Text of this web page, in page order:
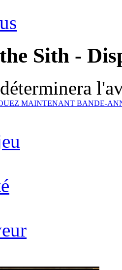
Sith -
MAINTENANT BANDE-